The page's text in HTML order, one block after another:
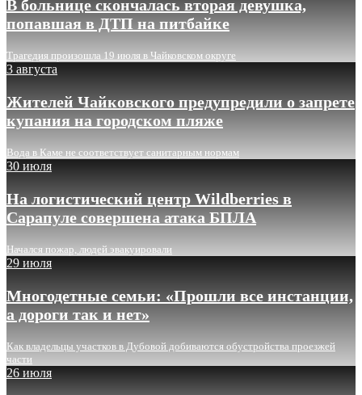
В больнице скончалась вторая девушка,
попавшая в ДТП на питбайке
Трагедия произошла 19 июля в Чайковском округе
3 августа
Жителей Чайковского предупредили о запрете
купания на городском пляже
Вода в Каме не соответствует санитарным нормам
30 июля
На логистический центр Wildberries в
Сарапуле совершена атака БПЛА
Начался пожар, людей эвакуировали
29 июля
Многодетные семьи: «Прошли все инстанции,
а дороги так и нет»
Как владельцы участков в Дубовой добиваются обустройства проезжей
части
26 июля